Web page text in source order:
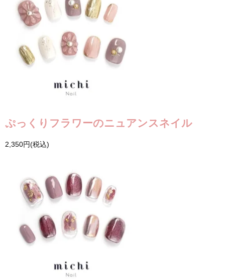
ぷっくりフラワーのニュアンスネイル
2,350円(税込)